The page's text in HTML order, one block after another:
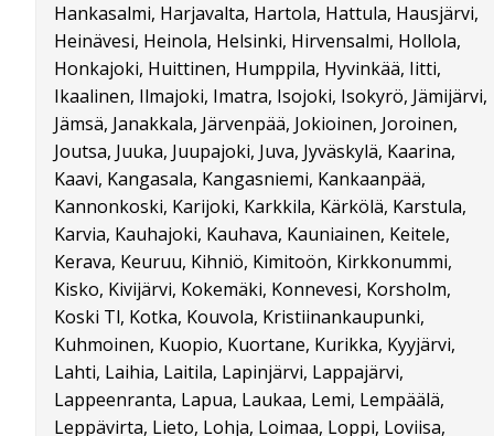
Hankasalmi, Harjavalta, Hartola, Hattula, Hausjärvi,
Heinävesi, Heinola, Helsinki, Hirvensalmi, Hollola,
Honkajoki, Huittinen, Humppila, Hyvinkää, Iitti,
Ikaalinen, Ilmajoki, Imatra, Isojoki, Isokyrö, Jämijärvi,
Jämsä, Janakkala, Järvenpää, Jokioinen, Joroinen,
Joutsa, Juuka, Juupajoki, Juva, Jyväskylä, Kaarina,
Kaavi, Kangasala, Kangasniemi, Kankaanpää,
Kannonkoski, Karijoki, Karkkila, Kärkölä, Karstula,
Karvia, Kauhajoki, Kauhava, Kauniainen, Keitele,
Kerava, Keuruu, Kihniö, Kimitoön, Kirkkonummi,
Kisko, Kivijärvi, Kokemäki, Konnevesi, Korsholm,
Koski Tl, Kotka, Kouvola, Kristiinankaupunki,
Kuhmoinen, Kuopio, Kuortane, Kurikka, Kyyjärvi,
Lahti, Laihia, Laitila, Lapinjärvi, Lappajärvi,
Lappeenranta, Lapua, Laukaa, Lemi, Lempäälä,
Leppävirta, Lieto, Lohja, Loimaa, Loppi, Loviisa,